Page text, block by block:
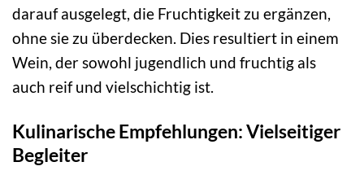
darauf ausgelegt, die Fruchtigkeit zu ergänzen,
ohne sie zu überdecken. Dies resultiert in einem
Wein, der sowohl jugendlich und fruchtig als
auch reif und vielschichtig ist.
Kulinarische Empfehlungen: Vielseitiger
Begleiter